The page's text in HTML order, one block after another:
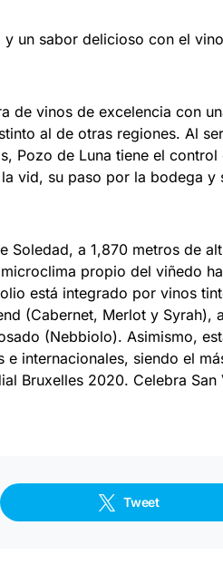
y un sabor delicioso con el
de vinos de excelencia con
al de otras regiones. Al
Pozo de Luna tiene el
vid, su paso por la bodega y
Soledad, a 1,870 metros de
propio del viñedo
está integrado por vinos
(Cabernet, Merlot y Syrah),
(Nebbiolo). Asimismo,
internacionales, siendo el
Bruxelles 2020. Celebra San
Tweet